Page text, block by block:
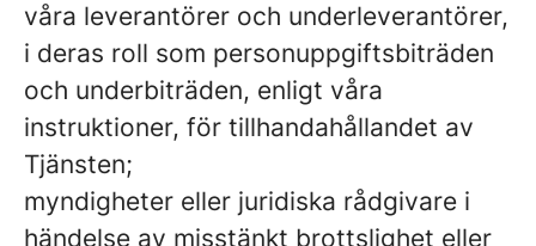
våra leverantörer och underleverantörer,
i deras roll som personuppgiftsbiträden
och underbiträden, enligt våra
instruktioner, för tillhandahållandet av
Tjänsten;
myndigheter eller juridiska rådgivare i
händelse av misstänkt brottslighet eller